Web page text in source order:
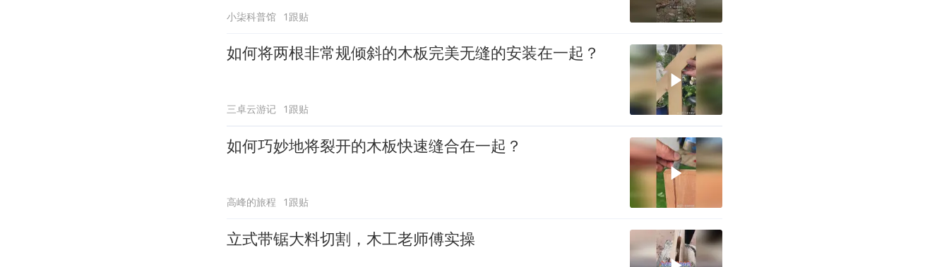
小柒科普馆 1跟贴
如何将两根非常规倾斜的木板完美无缝的安装在一起？
三卓云游记 1跟贴
如何巧妙地将裂开的木板快速缝合在一起？
高峰的旅程 1跟贴
立式带锯大料切割，木工老师傅实操